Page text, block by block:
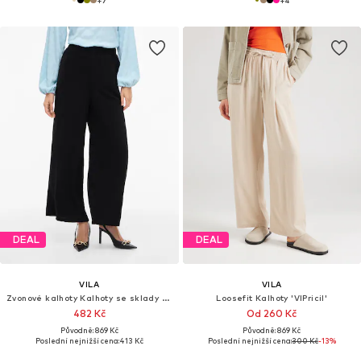
DEAL
VILA
Zvonové kalhoty Kalhoty se sklady v pase 'VIRella'
482 Kč
Původně: 869 Kč
Poslední nejnižší cena:413 Kč
DEAL
VILA
Loosefit Kalhoty 'VIPricil'
Od 260 Kč
Původně: 869 Kč
Poslední nejnižší cena:300 Kč-13%